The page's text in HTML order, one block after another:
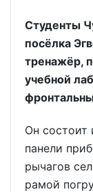
Студенты
посёлка
тренажёр,
учебной
Он состоит
панели
рычагов
рамой